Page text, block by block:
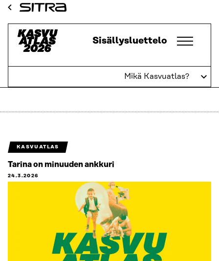
Siirry
sisältöön
Sitra
Kasvuatlas
Mikä Kasvuatlas?
Sisällysluettelo
KASVUATLAS
Tarina on minuuden ankkuri
24.3.2026